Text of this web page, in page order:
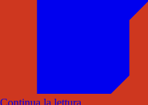
Continua la lettura